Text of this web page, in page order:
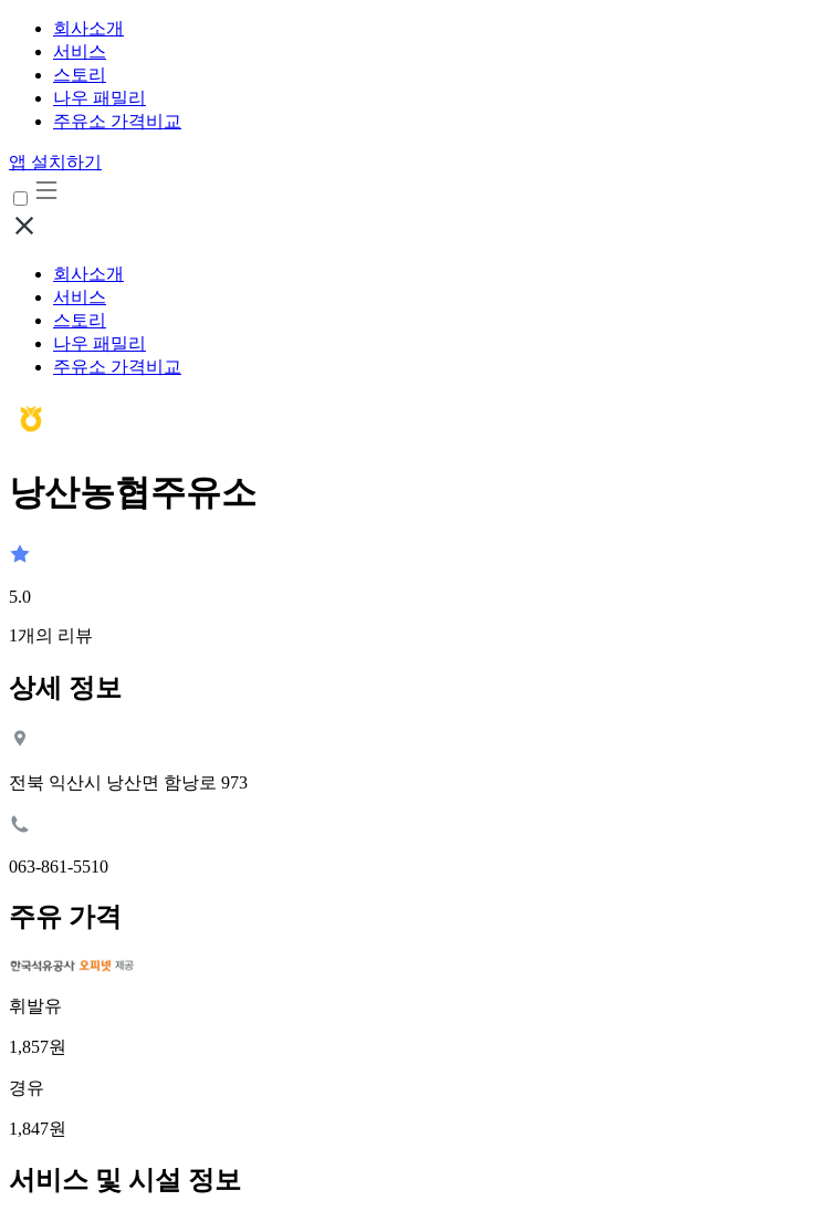
회사소개
서비스
스토리
나우 패밀리
주유소 가격비교
앱 설치하기
회사소개
서비스
스토리
나우 패밀리
주유소 가격비교
낭산농협주유소
5.0
1개의 리뷰
상세 정보
전북 익산시 낭산면 함낭로 973
063-861-5510
주유 가격
휘발유
1,857원
경유
1,847원
서비스 및 시설 정보